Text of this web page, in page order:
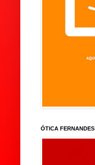
ÓTICA FERNANDES